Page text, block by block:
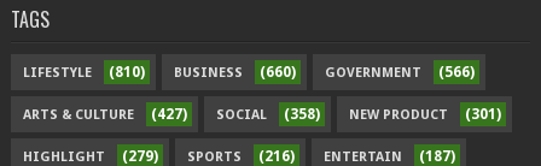
TAGS
LIFESTYLE (810) BUSINESS (660) GOVERNMENT (566)
ARTS & CULTURE (427) SOCIAL (358) NEW PRODUCT (301)
HIGHLIGHT (279) SPORTS (216) ENTERTAIN (187)